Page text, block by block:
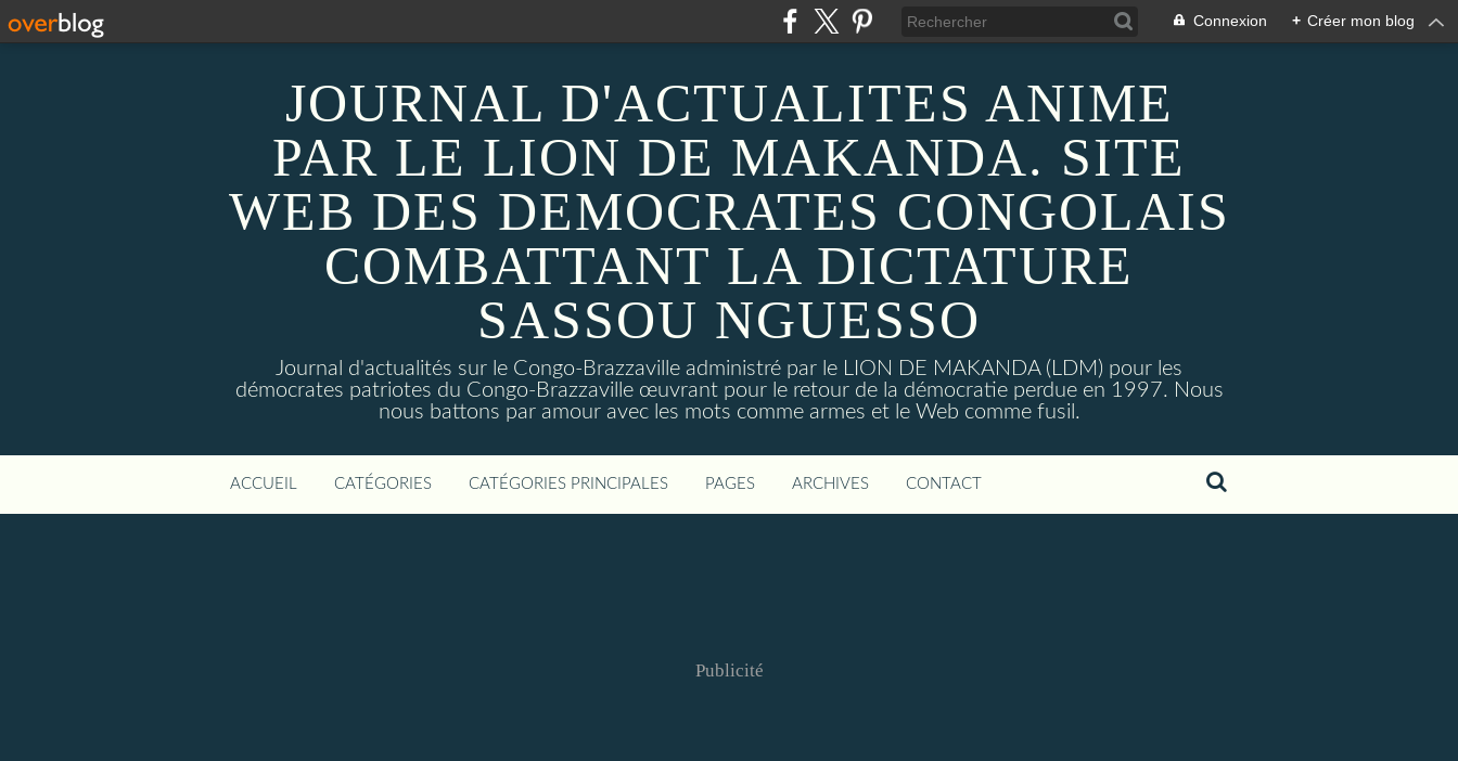
Connexion + Créer mon blog
JOURNAL D'ACTUALITES ANIME
PAR LE LION DE MAKANDA. SITE
WEB DES DEMOCRATES CONGOLAIS
COMBATTANT LA DICTATURE
SASSOU NGUESSO
Journal d'actualités sur le Congo-Brazzaville administré par le LION DE MAKANDA (LDM) pour les
démocrates patriotes du Congo-Brazzaville œuvrant pour le retour de la démocratie perdue en 1997. Nous
nous battons par amour avec les mots comme armes et le Web comme fusil.
ACCUEIL CATÉGORIES CATÉGORIES PRINCIPALES PAGES ARCHIVES CONTACT
Publicité